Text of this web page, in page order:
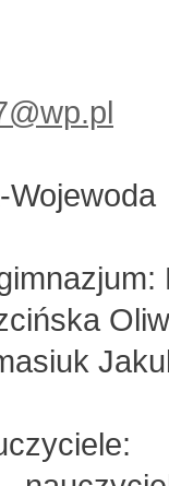
Wojewoda